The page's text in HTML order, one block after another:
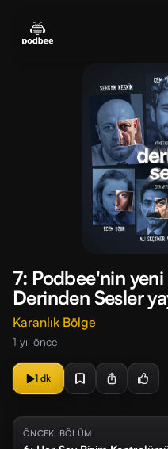
menu
7: Podbee'nin
Derinden Sesler
Karanlık Bölge
1 yıl önce
1 dk
ÖNCEKİ BÖLÜM